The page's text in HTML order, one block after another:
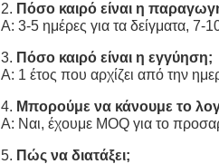
2. Πόσο καιρό είναι η
Α: 3-5 ημέρες για τα δείγματα, 7-
3. Πόσο καιρό είναι η εγγύηση;
Α: 1 έτος που αρχίζει από την
4. Μπορούμε να κάνουμε το
Α: Ναι, έχουμε MOQ για το
5. Πώς να διατάξει;